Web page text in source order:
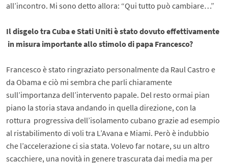
all’incontro. Mi sono detto allora: “Qui tutto può cambiare…”
Il disgelo tra Cuba e Stati Uniti è stato dovuto effettivamente
in misura importante allo stimolo di papa Francesco?
Francesco è stato ringraziato personalmente da Raul Castro e
da Obama e ciò mi sembra che parli chiaramente
sull’importanza dell’intervento papale. Del resto ormai pian
piano la storia stava andando in quella direzione, con la
rottura progressiva dell’isolamento cubano grazie ad esempio
al ristabilimento di voli tra L’Avana e Miami. Però è indubbio
che l’accelerazione ci sia stata. Volevo far notare, su un altro
scacchiere, una novità in genere trascurata dai media ma per